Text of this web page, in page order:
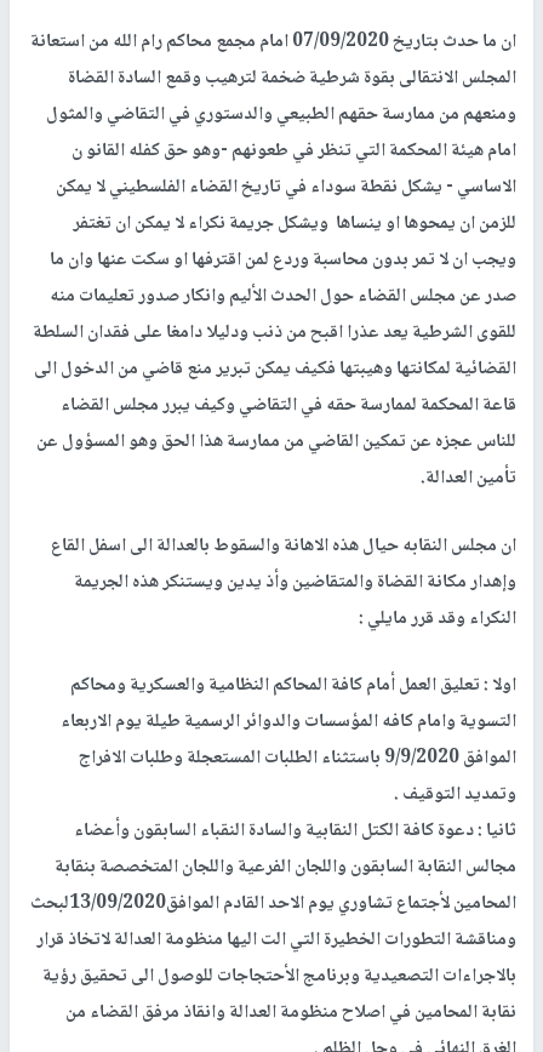
ان ما حدث بتاريخ 07/09/2020 امام مجمع محاكم رام الله من استعانة
المجلس الانتقالى بقوة شرطية ضخمة لترهيب وقمع السادة القضاة
ومنعهم من ممارسة حقهم الطبيعي والدستوري في التقاضي والمثول
امام هيئة المحكمة التي تنظر في طعونهم -وهو حق كفله القانو ن
الاساسي - يشكل نقطة سوداء في تاريخ القضاء الفلسطيني لا يمكن
للزمن ان يمحوها او ينساها ويشكل جريمة نكراء لا يمكن ان تغتفر
ويجب ان لا تمر بدون محاسبة وردع لمن اقترفها او سكت عنها وان ما
صدر عن مجلس القضاء حول الحدث الأليم وانكار صدور تعليمات منه
للقوى الشرطية يعد عذرا اقبح من ذنب ودليلا دامغا على فقدان السلطة
القضائية لمكانتها وهيبتها فكيف يمكن تبرير منع قاضي من الدخول الى
قاعة المحكمة لممارسة حقه في التقاضي وكيف يبرر مجلس القضاء
للناس عجزه عن تمكين القاضي من ممارسة هذا الحق وهو المسؤول عن
تأمين العدالة.
ان مجلس النقابه حيال هذه الاهانة والسقوط بالعدالة الى اسفل القاع
وإهدار مكانة القضاة والمتقاضين وأذ يدين ويستنكر هذه الجريمة
النكراء وقد قرر مايلي :
اولا : تعليق العمل أمام كافة المحاكم النظامية والعسكرية ومحاكم
التسوية وامام كافه المؤسسات والدوائر الرسمية طيلة يوم الاربعاء
الموافق 9/9/2020 باستثناء الطلبات المستعجلة وطلبات الافراج
وتمديد التوقيف .
ثانيا : دعوة كافة الكتل النقابية والسادة النقباء السابقون وأعضاء
مجالس النقابة السابقون واللجان الفرعية واللجان المتخصصة بنقابة
المحامين لأجتماع تشاوري يوم الاحد القادم الموافق13/09/2020لبحث
ومناقشة التطورات الخطيرة التي الت اليها منظومة العدالة لاتخاذ قرار
بالاجراءات التصعيدية وبرنامج الأحتجاجات للوصول الى تحقيق رؤية
نقابة المحامين في اصلاح منظومة العدالة وانقاذ مرفق القضاء من